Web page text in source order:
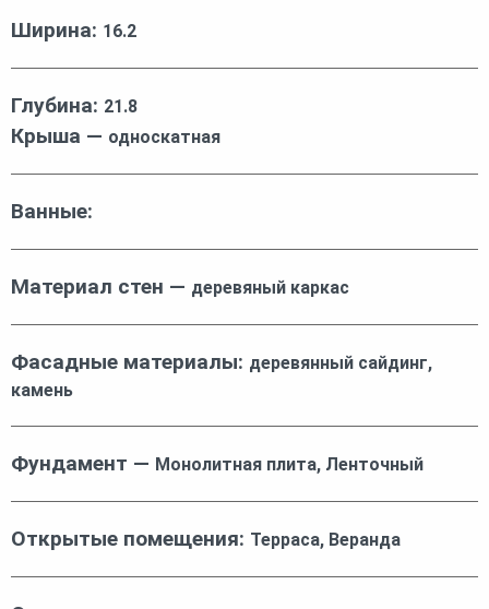
Ширина: 16.2
Глубина: 21.8
Крыша — односкатная
Ванные:
Материал стен — деревяный каркас
Фасадные материалы: деревянный сайдинг,
камень
Фундамент — Монолитная плита, Ленточный
Открытые помещения: Терраса, Веранда